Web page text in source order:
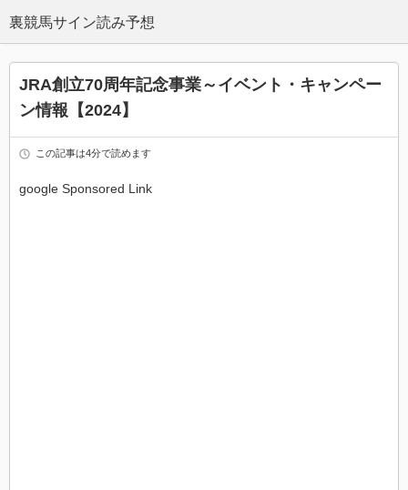
JRA創立70周年記念事業～イベント・キャンペー
ン情報【2024】
この記事は4分で読めます
google Sponsored Link